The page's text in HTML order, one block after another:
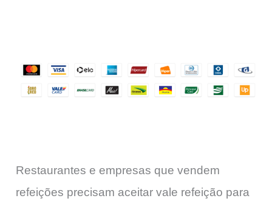
Restaurantes e empresas que vendem
refeições precisam aceitar vale refeição para